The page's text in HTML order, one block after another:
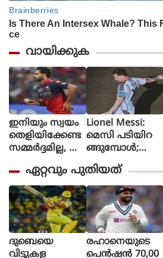
വായിക്കുക
ഇനിയും സ്വയം
തെളിയിക്കേണ്ട
സമ്മർദ്ദമില്ല, അ
ഭിച്ചാൽ സ
ന്തോഷം അത്ര
മാത്രം : ഭുവ
നേശ്വർ കുമാർ
Lionel Messi:
മെസി പടിയിറ
ങ്ങുമ്പോൾ;
വീണ്ടും
സാക്ഷിയായി
മെറ്റ്‌ലൈഫ്
ഏറ്റവും പുതിയത്
ദുബെയെ
വിട്ടുകള
രഹാനെയുടെ
പെൻഷൻ 70,00